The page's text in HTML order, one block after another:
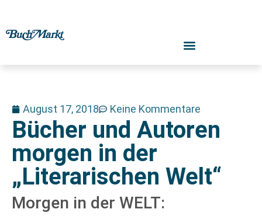
August 17, 2018 Keine Kommentare
Bücher und Autoren
morgen in der
„Literarischen Welt“
Morgen in der WELT: